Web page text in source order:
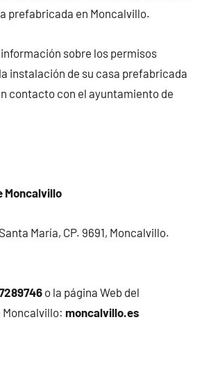
prefabricada en Moncalvillo.
sobre los permisos
instalación de su casa prefabricada
contacto con el ayuntamiento de
Moncalvillo
María, CP. 9691, Moncalvillo.
o la página Web del
moncalvillo.es